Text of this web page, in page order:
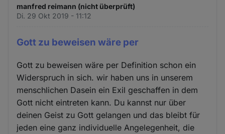
manfred reimann (nicht überprüft)
Di. 29 Okt 2019 - 11:12
Gott zu beweisen wäre per
Gott zu beweisen wäre per Definition schon ein
Widerspruch in sich. wir haben uns in unserem
menschlichen Dasein ein Exil geschaffen in dem
Gott nicht eintreten kann. Du kannst nur über
deinen Geist zu Gott gelangen und das bleibt für
jeden eine ganz individuelle Angelegenheit, die